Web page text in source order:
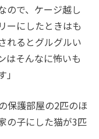
ので、ケージ越し
ーにしたときはも
れるとグルグルい
はそんなに怖いも
保護部屋の2匹のほ
の子にした猫が3匹